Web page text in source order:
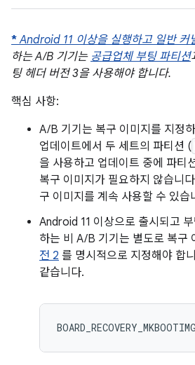
* Android 11 이상을 실행하고 일반 커
하는 A/B 기기는 공급업체 부팅 파티션
팅 헤더 버전 3을 사용해야 합니다.
핵심 사항:
A/B 기기는 복구 이미지를 지정
업데이트에서 두 세트의 파티션 (
을 사용하고 업데이트 중에 파티
복구 이미지가 필요하지 않습니
구 이미지를 계속 사용할 수 있습
Android 11 이상으로 출시되고
하는 비 A/B 기기는 별도로 복구
전 2 를 명시적으로 지정해야 합
같습니다.